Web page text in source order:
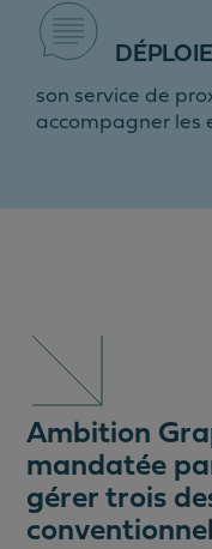
DÉPLOIE
son service de
accompagner les
Ambition
mandatée
gérer trois